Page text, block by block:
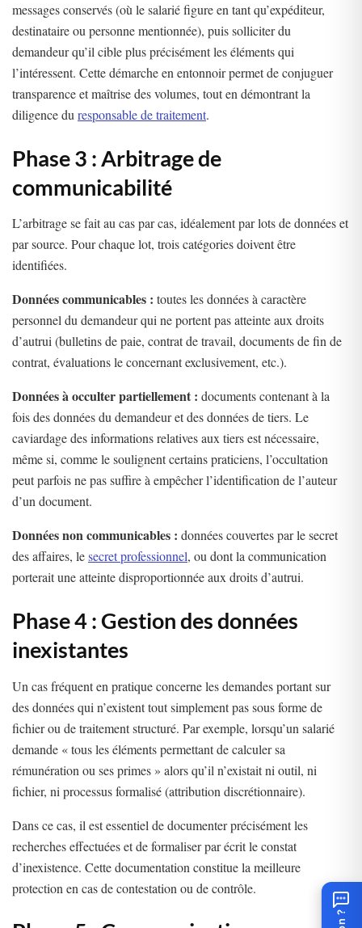
messages conservés (où le salarié figure en tant qu’expéditeur,
destinataire ou personne mentionnée), puis solliciter du
demandeur qu’il cible plus précisément les éléments qui
l’intéressent. Cette démarche en entonnoir permet de conjuguer
transparence et maîtrise des volumes, tout en démontrant la
diligence du responsable de traitement.
Phase 3 : Arbitrage de
communicabilité
L’arbitrage se fait au cas par cas, idéalement par lots de données et
par source. Pour chaque lot, trois catégories doivent être
identifiées.
Données communicables : toutes les données à caractère
personnel du demandeur qui ne portent pas atteinte aux droits
d’autrui (bulletins de paie, contrat de travail, documents de fin de
contrat, évaluations le concernant exclusivement, etc.).
Données à occulter partiellement : documents contenant à la
fois des données du demandeur et des données de tiers. Le
caviardage des informations relatives aux tiers est nécessaire,
même si, comme le soulignent certains praticiens, l’occultation
peut parfois ne pas suffire à empêcher l’identification de l’auteur
d’un document.
Données non communicables : données couvertes par le secret
des affaires, lesecret professionnel, ou dont la communication
porterait une atteinte disproportionnée aux droits d’autrui.
Phase 4 : Gestion des données
inexistantes
Un cas fréquent en pratique concerne les demandes portant sur
des données qui n’existent tout simplement pas sous forme de
fichier ou de traitement structuré. Par exemple, lorsqu’un salarié
demande « tous les éléments permettant de calculer sa
rémunération ou ses primes » alors qu’il n’existait ni outil, ni
fichier, ni processus formalisé (attribution discrétionnaire).
Dans ce cas, il est essentiel de documenter précisément les
recherches effectuées et de formaliser par écrit le constat
d’inexistence. Cette documentation constitue la meilleure
protection en cas de contestation ou de contrôle.